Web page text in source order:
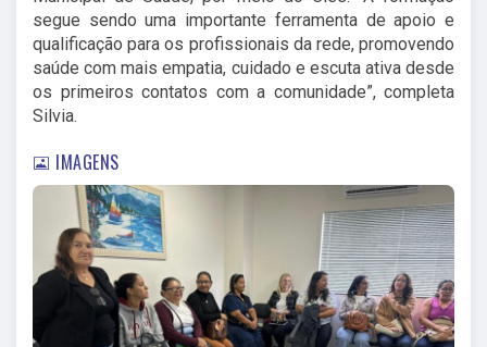
segue sendo uma importante ferramenta de apoio e
qualificação para os profissionais da rede, promovendo
saúde com mais empatia, cuidado e escuta ativa desde
os primeiros contatos com a comunidade”, completa
Silvia.
IMAGENS